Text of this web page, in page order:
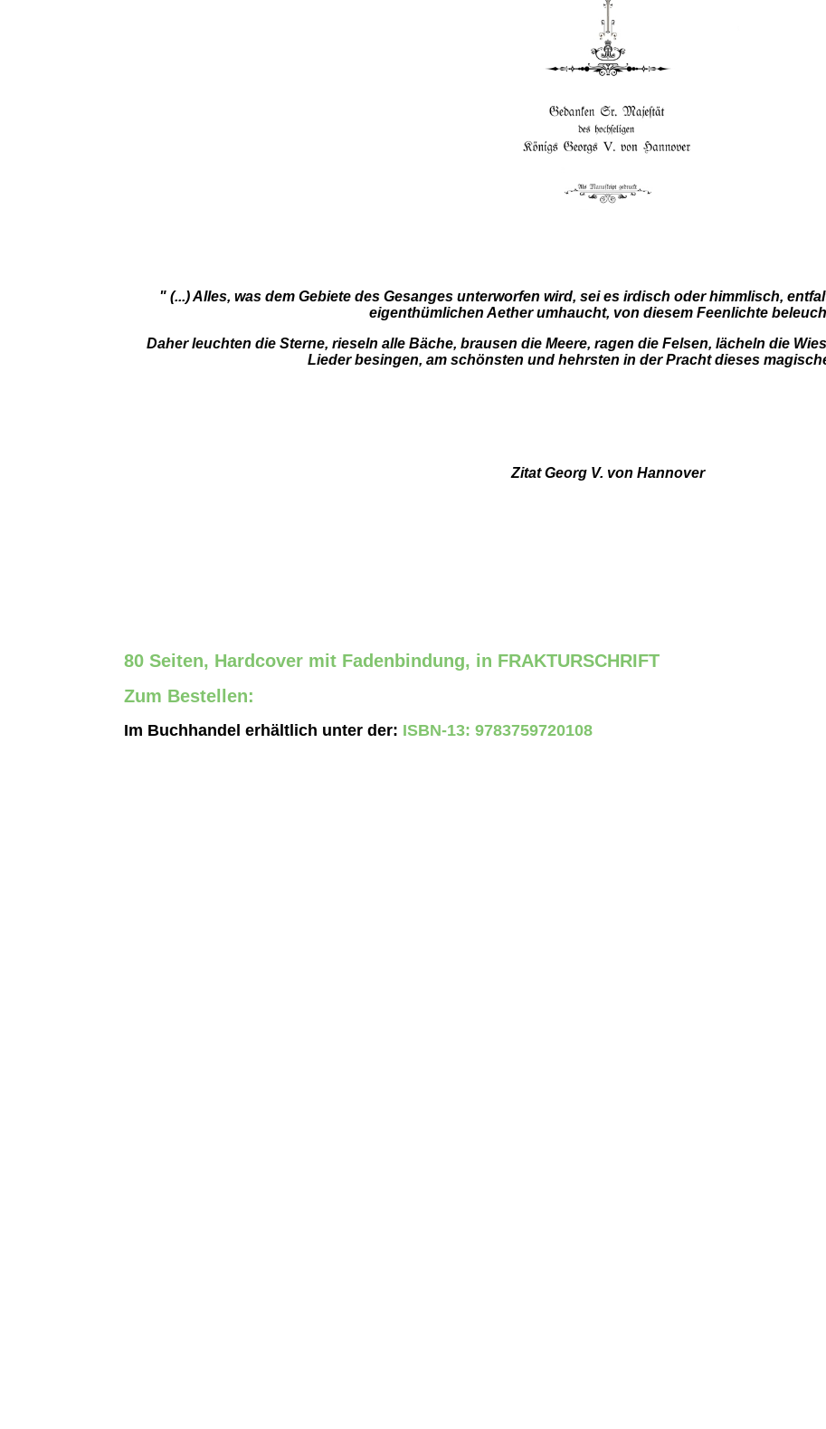
" (...) Alles, was dem Gebiete des Gesanges unterworfen wird, sei es irdisch oder himmlisch,
eigenthümlichen Aether umhaucht, von diesem Feenlichte
Daher leuchten die Sterne, rieseln alle Bäche, brausen die Meere, ragen die Felsen, lächeln die
Lieder besingen, am schönsten und hehrsten in der Pracht dieses
Zitat Georg V. von Hannover
80 Seiten, Hardcover mit Fadenbindung, in FRAKTURSCHRIFT
Zum Bestellen:
Im Buchhandel erhältlich unter der: ISBN-13: 9783759720108